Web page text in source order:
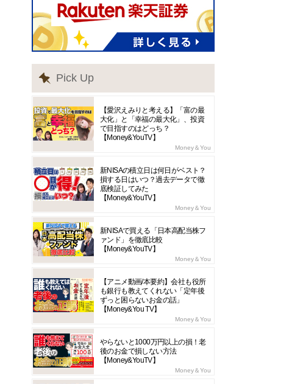
Pick Up
【愛沢えみりと考える】「富の最
大化」と「幸福の最大化」、投資
で目指すのはどっち？
【Money&YouTV】
Money＆You
新NISAの積立日は何日がベスト？
損する日はいつ？過去データで徹
底検証してみた
【Money&YouTV】
Money＆You
新NISAで買える「日本高配当株フ
ァンド」を徹底比較
【Money&YouTV】
Money＆You
【アニメ動画/本要約】会社も役所
も銀行も教えてくれない「定年後
ずっと困らないお金の話」
【Money&You TV】
Money＆You
やらないと1000万円以上の損！老
後のお金で損しない方法
【Money&YouTV】
Money＆You